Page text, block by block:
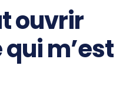
ouvrir
m’est